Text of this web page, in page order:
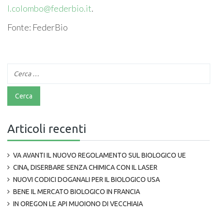
l.colombo@federbio.it.
Fonte: FederBio
Articoli recenti
VA AVANTI IL NUOVO REGOLAMENTO SUL BIOLOGICO UE
CINA, DISERBARE SENZA CHIMICA CON IL LASER
NUOVI CODICI DOGANALI PER IL BIOLOGICO USA
BENE IL MERCATO BIOLOGICO IN FRANCIA
IN OREGON LE API MUOIONO DI VECCHIAIA